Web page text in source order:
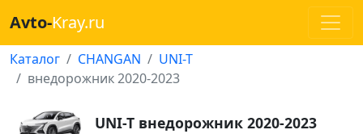
Avto-Kray.ru
Каталог CHANGAN
UNI-T
внедорожник 2020-2023
UNI-T внедорожник 2020-2023